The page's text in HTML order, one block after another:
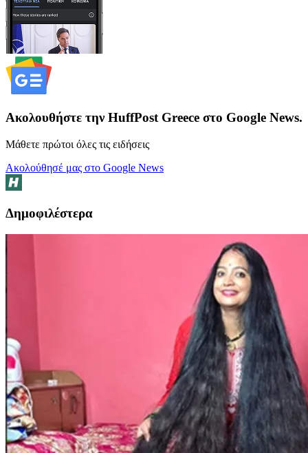
Ακολουθήστε την HuffPost Greece στο Google News.
Μάθετε πρώτοι όλες τις ειδήσεις
Ακολούθησέ μας στο Google News
Δημοφιλέστερα